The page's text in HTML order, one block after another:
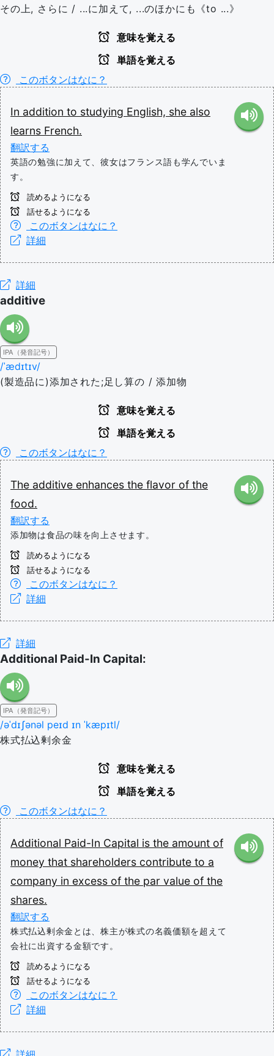
その上, さらに / ...に加えて, ...のほかにも《to ...》
意味を覚える
単語を覚える
このボタンはなに？
In addition to studying English, she also
learns French.
翻訳する
英語の勉強に加えて、彼女はフランス語も学んでいま
す。
読めるようになる
話せるようになる
このボタンはなに？
詳細
詳細
additive
IPA（発音記号）
/ˈædɪtɪv/
(製造品に)添加された;足し算の / 添加物
意味を覚える
単語を覚える
このボタンはなに？
The additive enhances the flavor of the
food.
翻訳する
添加物は食品の味を向上させます。
読めるようになる
話せるようになる
このボタンはなに？
詳細
詳細
Additional Paid-In Capital:
IPA（発音記号）
/əˈdɪʃənəl peɪd ɪn ˈkæpɪtl/
株式払込剰余金
意味を覚える
単語を覚える
このボタンはなに？
Additional Paid-In Capital is the amount of
money that shareholders contribute to a
company in excess of the par value of the
shares.
翻訳する
株式払込剰余金とは、株主が株式の名義価額を超えて
会社に出資する金額です。
読めるようになる
話せるようになる
このボタンはなに？
詳細